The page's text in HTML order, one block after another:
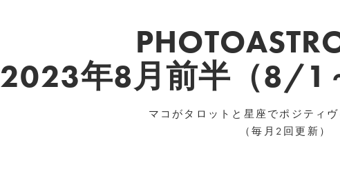
2023年8月前半（8/1
マコがタロットと星座でポジティ
（毎月2回更新）